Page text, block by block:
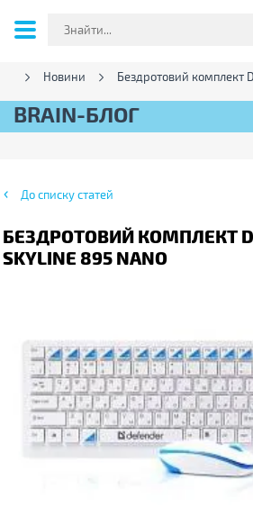
Новини Бездротовий комплект
BRAIN-БЛОГ
До списку статей
БЕЗДРОТОВИЙ КОМПЛЕКТ
SKYLINE 895 NANO